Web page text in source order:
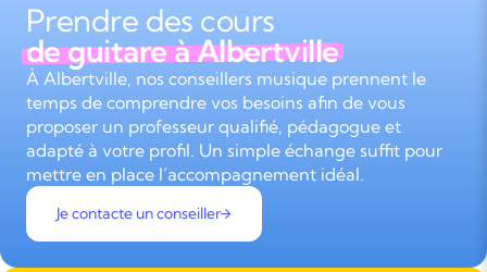
Prendre des cours
de guitare à Albertville
À Albertville, nos conseillers musique prennent le
temps de comprendre vos besoins afin de vous
proposer un professeur qualifié, pédagogue et
adapté à votre profil. Un simple échange suffit pour
mettre en place l’accompagnement idéal.
Je contacte un conseiller